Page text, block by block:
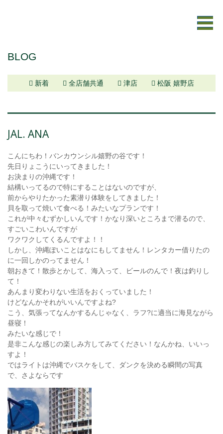
BLOG
新着 全店舗共通 津店 松阪 嬉野店
JAL. ANA
こんにちわ！バンカウンシル嬉野の谷です！
先日りょこうにいってきました！
お決まりの沖縄です！
結構いってるので特にすることはないのですが、
前からやりたかった素潜り体験をしてきました！
貝を取って焼いて食べる！みたいなプランです！
これが中々むずかしいんです！かなり深いところまで潜るので、
すごいこわいんですが
ワクワクしてくるんですよ！！
しかし、沖縄ぽいことはなにもしてません！レンタカー借りたの
に一回しかのってません！
朝おきて！散歩とかして、海入って、ビールのんで！夜は釣りし
て！
あんまり変わりない生活をおくっていました！
けどなんかそれがいいんですよね?
こう、気張ってなんかするんじゃなく、ラフ?に適当に海見ながら
昼寝！
みたいな感じで！
是非こんな感じの楽しみ方してみてください！なんかね、いいっ
すよ！
ではライトは沖縄でバスケをして、ダンクを決める瞬間の写真
で、さよならです